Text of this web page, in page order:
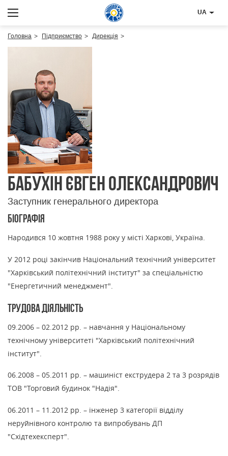
UA
Головна Підприємство Дирекція
Бабухін Євген Олександрович
Заступник генерального директора
Біографія
Народився 10 жовтня 1988 року у місті Харкові, Україна.
У 2012 році закінчив Національний технічний університет
"Харківський політехнічний інститут" за спеціальністю
"Енергетичний менеджмент".
Трудова діяльність
09.2006 – 02.2012 рр. – навчання у Національному
технічному університеті "Харківський політехнічний
інститут".
06.2008 – 05.2011 рр. – машиніст екструдера 2 та 3 розрядів
ТОВ "Торговий будинок "Надія".
06.2011 – 11.2012 рр. – інженер 3 категорії відділу
неруйнівного контролю та випробувань ДП
"Східтехексперт".